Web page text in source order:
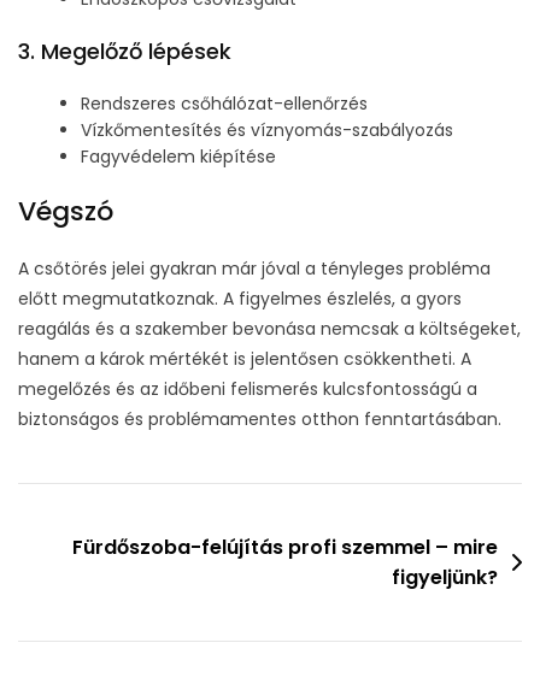
3. Megelőző lépések
Rendszeres csőhálózat-ellenőrzés
Vízkőmentesítés és víznyomás-szabályozás
Fagyvédelem kiépítése
Végszó
A csőtörés jelei gyakran már jóval a tényleges probléma
előtt megmutatkoznak. A figyelmes észlelés, a gyors
reagálás és a szakember bevonása nemcsak a költségeket,
hanem a károk mértékét is jelentősen csökkentheti. A
megelőzés és az időbeni felismerés kulcsfontosságú a
biztonságos és problémamentes otthon fenntartásában.
Fürdőszoba-felújítás profi szemmel – mire
figyeljünk?